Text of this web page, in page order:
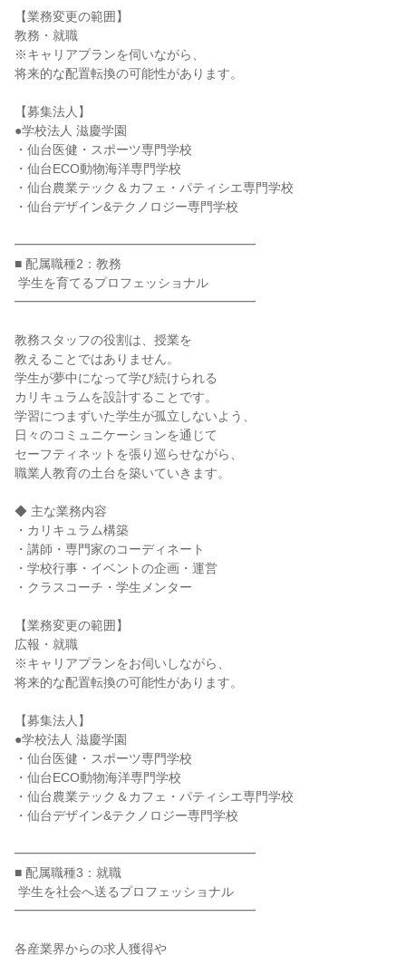
【業務変更の範囲】
教務・就職
※キャリアプランを伺いながら、
将来的な配置転換の可能性があります。
【募集法人】
●学校法人 滋慶学園
・仙台医健・スポーツ専門学校
・仙台ECO動物海洋専門学校
・仙台農業テック＆カフェ・パティシエ専門学校
・仙台デザイン&テクノロジー専門学校
━━━━━━━━━━━━━━━━━━━
■ 配属職種2：教務
━━━━━━━━━━━━━━━━━━━
教務スタッフの役割は、授業を
教えることではありません。
学生が夢中になって学び続けられる
カリキュラムを設計することです。
学習につまずいた学生が孤立しないよう、
日々のコミュニケーションを通じて
セーフティネットを張り巡らせながら、
職業人教育の土台を築いていきます。
◆ 主な業務内容
・カリキュラム構築
・講師・専門家のコーディネート
・学校行事・イベントの企画・運営
・クラスコーチ・学生メンター
【業務変更の範囲】
広報・就職
※キャリアプランをお伺いしながら、
将来的な配置転換の可能性があります。
【募集法人】
●学校法人 滋慶学園
・仙台医健・スポーツ専門学校
・仙台ECO動物海洋専門学校
・仙台農業テック＆カフェ・パティシエ専門学校
・仙台デザイン&テクノロジー専門学校
━━━━━━━━━━━━━━━━━━━
■ 配属職種3：就職
━━━━━━━━━━━━━━━━━━━
各産業界からの求人獲得や